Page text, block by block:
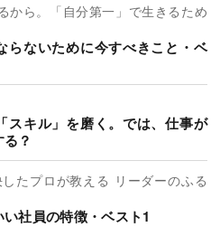
から。「自分第一」で生きるため
らないために今すべきこと・ベ
スキル」を磨く。では、仕事が
？
たプロが教える リーダーのふる
社員の特徴・ベスト1